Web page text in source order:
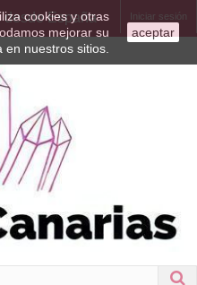
cookies y otras
mejorar su
en nuestros sitios.
aceptar
Iniciar sesión
desde España